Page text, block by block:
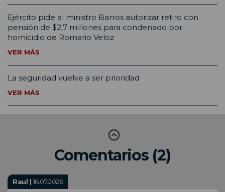
Ejército pide al ministro Barros autorizar retiro con
pensión de $2,7 millones para condenado por
homicidio de Romario Veloz
VER MÁS
La seguridad vuelve a ser prioridad
VER MÁS
Comentarios (2)
Raul | 16.07.2026